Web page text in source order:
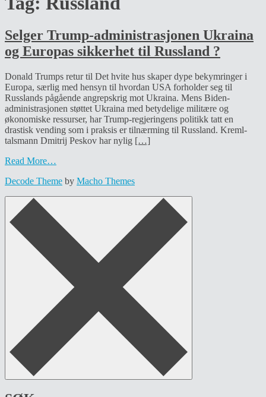
Selger Trump-administrasjonen Ukraina
og Europas sikkerhet til Russland ?
Donald Trumps retur til Det hvite hus skaper dype bekymringer i
Europa, særlig med hensyn til hvordan USA forholder seg til
Russlands pågående angrepskrig mot Ukraina. Mens Biden-
administrasjonen støttet Ukraina med betydelige militære og
økonomiske ressurser, har Trump-regjeringens politikk tatt en
drastisk vending som i praksis er tilnærming til Russland. Kreml-
talsmann Dmitrij Peskov har nylig […]
Read More…
Decode Theme by Macho Themes